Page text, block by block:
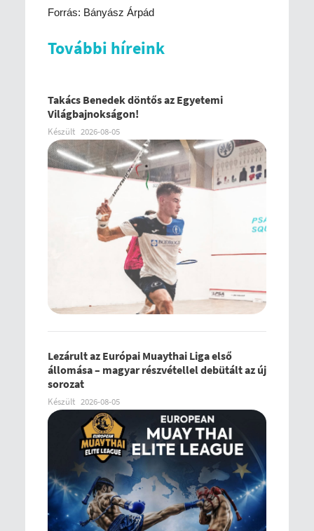
Forrás: Bányász Árpád
További híreink
Takács Benedek döntős az Egyetemi
Világbajnokságon!
Készült 2026-08-05
Lezárult az Európai Muaythai Liga első
állomása – magyar részvétellel debütált az új
sorozat
Készült 2026-08-05